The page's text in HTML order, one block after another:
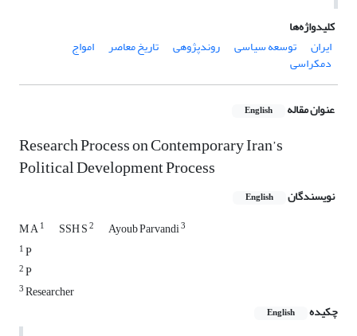
کلیدواژه‌ها
ایران
توسعه سیاسی روندپژوهی تاریخ معاصر امواج
دمکراسی
عنوان مقاله English
Research Process on Contemporary Iran’s
Political Development Process
نویسندگان English
M A1 SSH S2 Ayoub Parvandi3
1P
2P
3Researcher
چکیده
English